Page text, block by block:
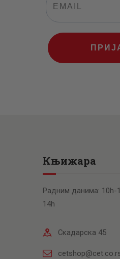
Књижара
Радним данима: 10h-
14h
Скадарска 45